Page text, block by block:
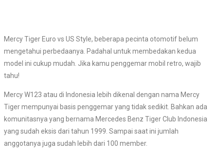
Mercy Tiger Euro vs US Style, beberapa pecinta otomotif belum
mengetahui perbedaanya. Padahal untuk membedakan kedua
model ini cukup mudah. Jika kamu penggemar mobil retro, wajib
tahu!
Mercy W123 atau di Indonesia lebih dikenal dengan nama Mercy
Tiger mempunyai basis penggemar yang tidak sedikit. Bahkan ada
komunitasnya yang bernama Mercedes Benz Tiger Club Indonesia
yang sudah eksis dari tahun 1999. Sampai saat ini jumlah
anggotanya juga sudah lebih dari 100 member.